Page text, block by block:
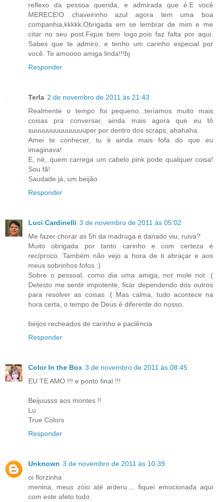
reflexo da pessoa querida, e admirada que é.E você
MERECE!O chaveirinho azul agora tem uma boa
companhia,kkkkk.Obrigada em se lembrar de mim e me
citar no seu post.Fique bem logo,pois faz falta por aqui.
Sabes que te admiro, e tenho um carinho especial por
você. Te amoooo amiga linda!!!bj
Responder
Terla 2 de novembro de 2011 às 21:43
Realmente o tempo foi pequeno...teríamos muito mais
coisas pra conversar, ainda mais agora que eu tô
suuuuuuuuuuuuuuper por dentro dos scraps, ahahaha.
Amei te conhecer, tu é ainda mais fofa do que eu
imaginava!
E, né, quem carrega um cabelo pink pode qualquer coisa!
Sou fã!
Saudade já, um beijão
Responder
Luci Cardinelli 3 de novembro de 2011 às 05:02
Me fazer chorar as 5h da madruga é danado viu, ruiva?
Muito obrigada por tanto carinho e com certeza é
recíproco. Também não vejo a hora de ti abraçar e aos
meus sobrinhos fofos :)
Sobre o pessoal, como dia uma amiga, not mole not :(
Detesto me sentir impotente, ficar dependendo dos outros
para resolver as coisas :( Mas calma, tudo acontece na
hora certa, o tempo de Deus é diferente do nosso.
beijos recheados de carinho e paciência
Responder
Color In the Box 3 de novembro de 2011 às 08:45
EU TE AMO !!! e ponto final !!!
Beijuusss aos montes !!
Lu
True Colors
Responder
Unknown 3 de novembro de 2011 às 10:39
oi florzinha
menina, meus zóio até arderu.... fiquei emocionada aqui
com este afeto todo.